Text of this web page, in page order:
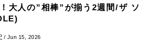
大人の”相棒”が揃う2週間/ザ ソ
/ Jun 15, 2026